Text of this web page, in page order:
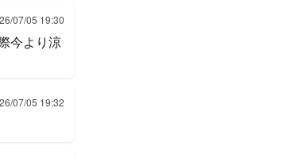
07/05 19:30
今より涼
07/05 19:32